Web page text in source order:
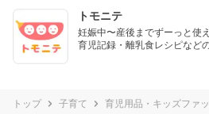
トモニテ
妊娠中〜産後までずーっと使
育児記録・離乳食レシピなど
トップ 子育て 育児用品・キッズファ